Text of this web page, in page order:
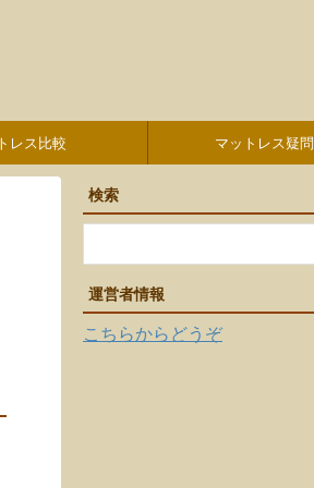
レス比較 マットレス疑
検索
運営者情報
こちらからどうぞ